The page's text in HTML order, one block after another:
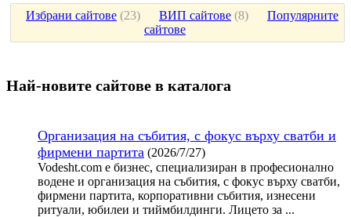
Избрани сайтове (23) ВИП сайтове (8) Популярните
сайтове
Най-новите сайтoве в каталога
Организация на събития, с фокус върху сватби и
фирмени партита (2026/7/27)
Vodesht.com е бизнес, специализиран в професионално
водене и организация на събития, с фокус върху сватби,
фирмени партита, корпоративни събития, изнесени
ритуали, юбилеи и тиймбилдинги. Лицето за ...